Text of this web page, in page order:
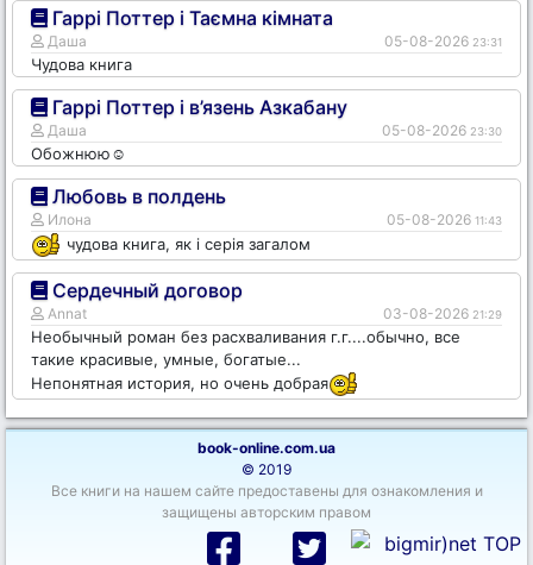
Гаррі Поттер і Таємна кімната
Даша 05-08-2026 23:31
Чудова книга
Гаррі Поттер і в’язень Азкабану
Даша 05-08-2026 23:30
Обожнюю☺️
Любовь в полдень
Илона 05-08-2026 11:43
чудова книга, як і серія загалом
Сердечный договор
Annat 03-08-2026 21:29
Необычный роман без расхваливания г.г....обычно, все
такие красивые, умные, богатые...
Непонятная история, но очень добрая
book-online.com.ua
© 2019
Все книги на нашем сайте предоставены для ознакомления и
защищены авторским правом